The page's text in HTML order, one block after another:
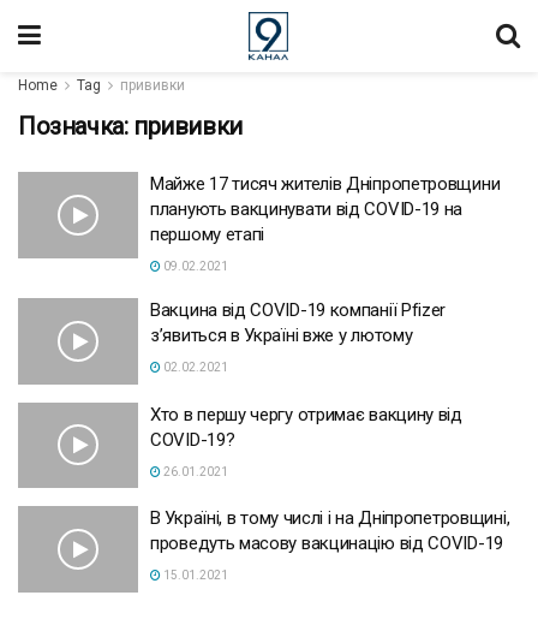
Home Tag прививки
Позначка: прививки
Майже 17 тисяч жителів Дніпропетровщини
планують вакцинувати від COVID-19 на
першому етапі
09.02.2021
Вакцина від COVID-19 компанії Pfizer
з’явиться в Україні вже у лютому
02.02.2021
Хто в першу чергу отримає вакцину від
COVID-19?
26.01.2021
В Україні, в тому числі і на Дніпропетровщині,
проведуть масову вакцинацію від COVID-19
15.01.2021